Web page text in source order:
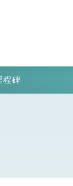
程碑
告短片，向世
護國際秩序